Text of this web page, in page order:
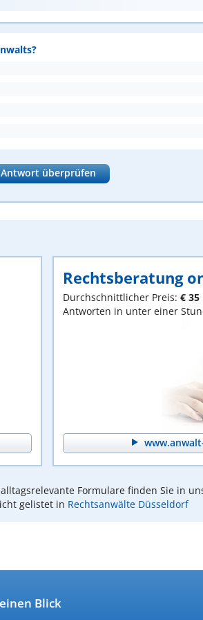
Antwort überprüfen
Rechtsberatung
Durchschnittlicher Preis: € 35
Antworten in unter einer
Formulare finden Sie in
gelistet in Rechtsanwälte Düsseldorf
Blick